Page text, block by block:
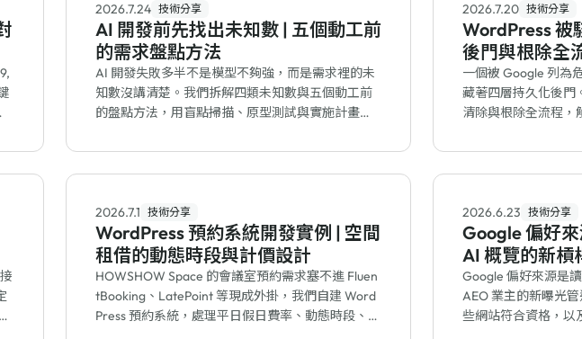
2026.7.24 技術分享
AI 開發前先找出未知數 | 五個動工前
的需求盤點方法
AI 開發失敗多半不是模型不夠強，而是需求裡的未
知數沒講清楚。我們拆解四類未知數與五個動工前
的盤點方法，用盲點掃描、原型測試與實施計畫，
2026.7.20 技術分享
WordPress 被
後門與根除全
一個被 Google 列為
藏著四層持久化後門
清除與根除全流程，
2026.7.1 技術分享
WordPress 預約系統開發實例 | 空間
租借的動態時段與計價設計
HOWSHOW Space 的會議室預約需求塞不進 Fluen
tBooking、LatePoint 等現成外掛，我們自建 Word
Press 預約系統，處理平日假日費率、動態時段、併
2026.6.23 技術分享
Google 偏好
AI 概覽的新槓
Google 偏好來源是
AEO 業主的新曝光
些網站符合資格，以